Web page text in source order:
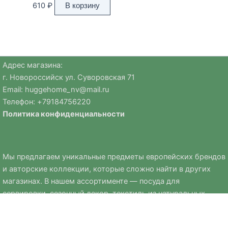
610 ₽ В корзину
Адрес магазина:
г. Новороссийск ул. Суворовская 71
Email: huggehome_nv@mail.ru
Телефон: +79184756220
Политика конфиденциальности
Мы предлагаем уникальные предметы европейских брендов
и авторские коллекции, которые сложно найти в других
магазинах. В нашем ассортименте — посуда для
сервировки, сезонный декор, текстиль из натуральных